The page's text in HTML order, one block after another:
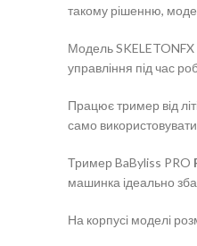
такому рішенню,
Модель SKELETONFX
управління під час
Працює тример від
само
Тример BaByliss PRO
машинка ідеально
На корпусі моделі